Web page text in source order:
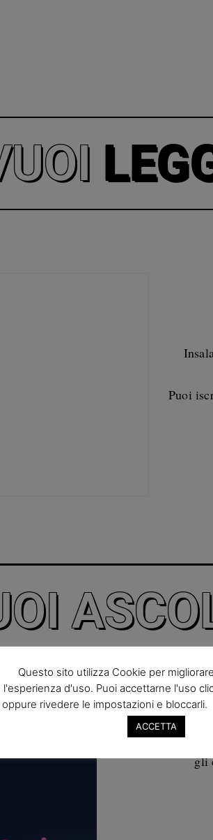
Puoi
Digitali
gli
Questo sito utilizza Cookie per
l'esperienza d'uso. Puoi accettarne l'uso
oppure rivedere le impostazioni e bloccarli.
ACCETTA